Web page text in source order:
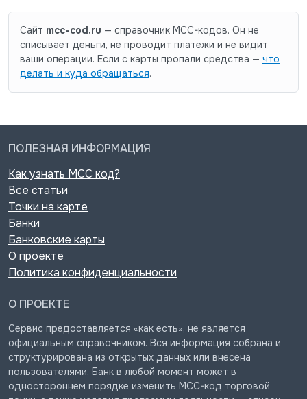
Сайт mcc-cod.ru — справочник MCC-кодов. Он не
списывает деньги, не проводит платежи и не видит
ваши операции. Если с карты пропали средства — что
делать и куда обращаться.
ПОЛЕЗНАЯ ИНФОРМАЦИЯ
Как узнать MCC код?
Все статьи
Точки на карте
Банки
Банковские карты
О проекте
Политика конфиденциальности
О ПРОЕКТЕ
Сервис предоставляется «как есть», не является
официальным справочником. Вся информация собрана и
структурирована из открытых данных или внесена
пользователями. Банк в любой момент может в
одностороннем порядке изменить MCC-код торговой